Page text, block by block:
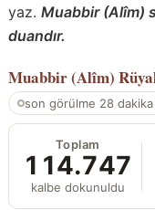
yaz. Muabbir (Alîm)
duandır.
Muabbir (Alîm)
son görülme 28
Toplam
114.747
kalbe dokunuldu